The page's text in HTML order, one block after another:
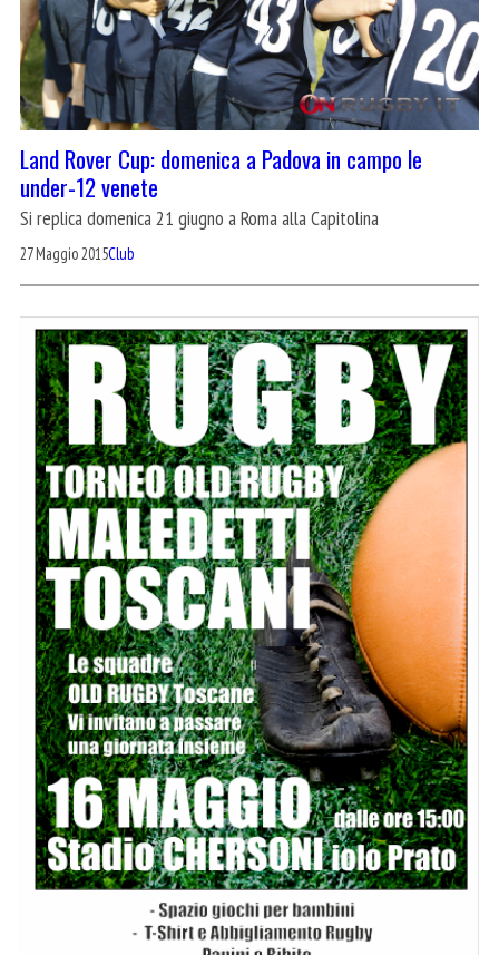
Land Rover Cup: domenica a Padova in campo le
under-12 venete
Si replica domenica 21 giugno a Roma alla Capitolina
27 Maggio 2015Club